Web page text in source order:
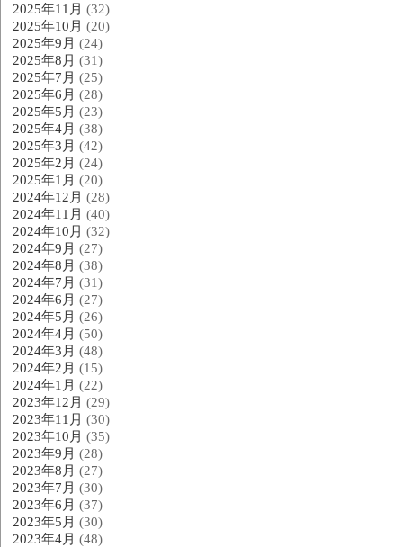
2025年11月 (32)
2025年10月 (20)
2025年9月 (24)
2025年8月 (31)
2025年7月 (25)
2025年6月 (28)
2025年5月 (23)
2025年4月 (38)
2025年3月 (42)
2025年2月 (24)
2025年1月 (20)
2024年12月 (28)
2024年11月 (40)
2024年10月 (32)
2024年9月 (27)
2024年8月 (38)
2024年7月 (31)
2024年6月 (27)
2024年5月 (26)
2024年4月 (50)
2024年3月 (48)
2024年2月 (15)
2024年1月 (22)
2023年12月 (29)
2023年11月 (30)
2023年10月 (35)
2023年9月 (28)
2023年8月 (27)
2023年7月 (30)
2023年6月 (37)
2023年5月 (30)
2023年4月 (48)